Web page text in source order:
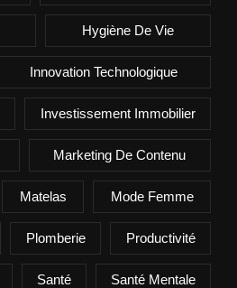
Hygiène De Vie
Innovation Technologique
Investissement Immobilier
Marketing De Contenu
Matelas Mode Femme
Plomberie Productivité
Santé Santé Mentale